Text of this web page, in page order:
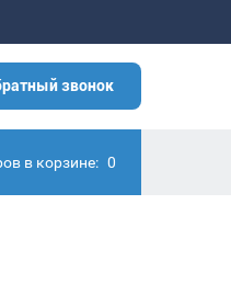
звонок
в корзине: 0